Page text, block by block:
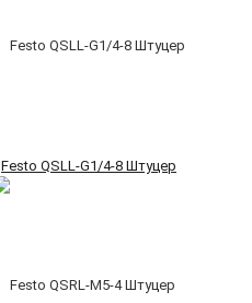
Festo QSLL-G1/4-8 Штуцер